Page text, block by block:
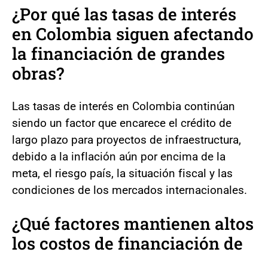
¿Por qué las tasas de interés
en Colombia siguen afectando
la financiación de grandes
obras?
Las tasas de interés en Colombia continúan
siendo un factor que encarece el crédito de
largo plazo para proyectos de infraestructura,
debido a la inflación aún por encima de la
meta, el riesgo país, la situación fiscal y las
condiciones de los mercados internacionales.
¿Qué factores mantienen altos
los costos de financiación de